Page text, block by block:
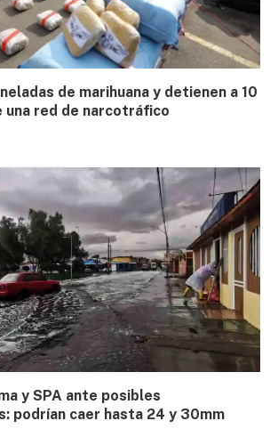
de marihuana y detienen a 10
red de narcotráfico
y SPA ante posibles
podrían caer hasta 24 y 30mm